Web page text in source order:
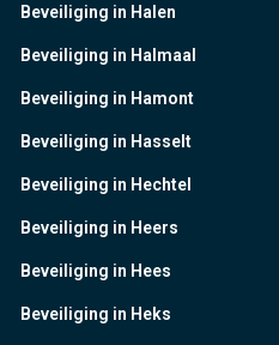
Beveiliging in Halen
Beveiliging in Halmaal
Beveiliging in Hamont
Beveiliging in Hasselt
Beveiliging in Hechtel
Beveiliging in Heers
Beveiliging in Hees
Beveiliging in Heks